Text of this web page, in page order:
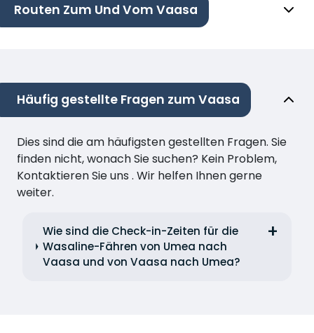
Routen Zum Und Vom Vaasa
Häufig gestellte Fragen zum Vaasa
Dies sind die am häufigsten gestellten Fragen. Sie
finden nicht, wonach Sie suchen? Kein Problem,
Kontaktieren Sie uns . Wir helfen Ihnen gerne
weiter.
Wie sind die Check-in-Zeiten für die
Wasaline-Fähren von Umea nach
Vaasa und von Vaasa nach Umea?